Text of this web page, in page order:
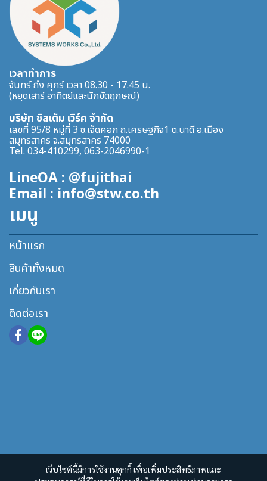
เว็บไซต์นี้มีการใช้งานคุกกี้ เพื่อเพิ่มประสิทธิภาพและ
เวลาทำการ
จันทร์ ถึง ศุกร์ เวลา 08.30 - 17.45 น.
(หยุดเสาร์ อาทิตย์และนักขัตฤกษณ์)
บริษัท ซิสเต็ม เวิร์ค จำกัด
เลขที่ 95/8 หมู่ที่ 3 ซ.เจ็ดศอก ถ.เศรษฐกิจ1 ต.นาดี อ.เมือง
สมุทรสาคร จ.สมุทรสาคร 74000
Tel. 034-410299, 063-2046990-1
LineOA : @fujithai
Email : info@stw.co.th
เมนู
หน้าแรก
สินค้าทั้งหมด
เกี่ยวกับเรา
ติดต่อเรา